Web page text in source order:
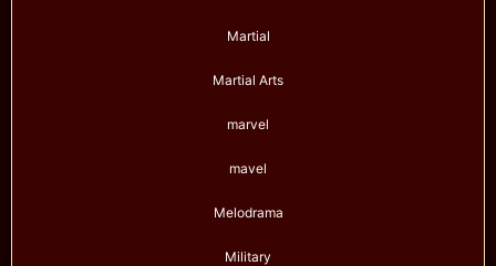
Martial
Martial Arts
marvel
mavel
Melodrama
Military